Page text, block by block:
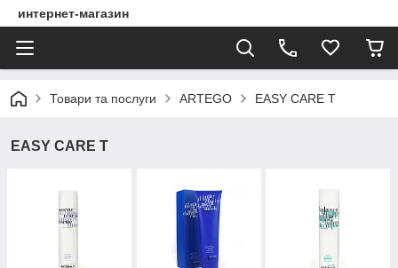
интернет-магазин
Товари та послуги ARTEGO EASY CARE T
EASY CARE T